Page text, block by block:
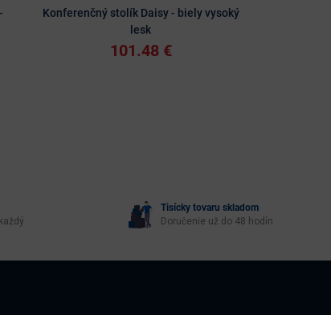
Konferenčný stolík Daisy - biely vysoký
lesk
101.48 €
Tisícky tovaru skladom
Doručenie už do 48 hodín